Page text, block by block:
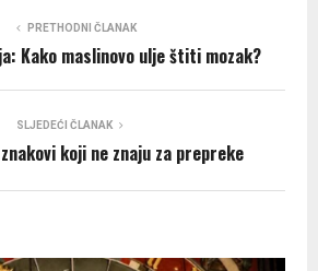
PRETHODNI ČLANAK
Kako maslinovo ulje štiti mozak?
SLJEDEĆI ČLANAK
koji ne znaju za prepreke